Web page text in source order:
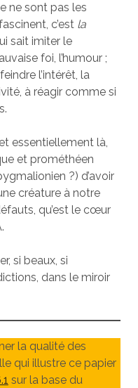
ne sont pas les
c’est la
sait imiter le
foi, l’humour ;
l’intérêt, la
à réagir comme si
essentiellement là,
et prométhéen
?) d’avoir
créature à notre
qu’est le cœur
si beaux, si
dans le miroir
la qualité des
qui illustre ce papier
sur la base du